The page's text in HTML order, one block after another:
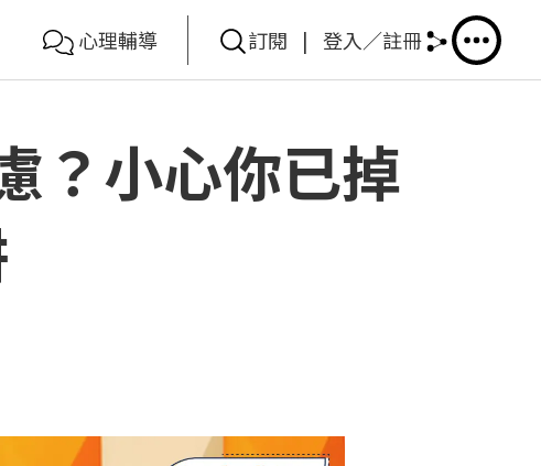
心理輔導 訂閱 | 登入／註冊
？小心你已掉